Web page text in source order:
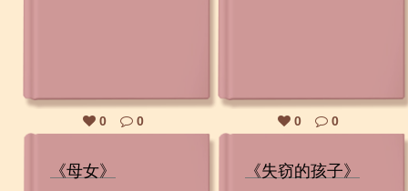
0 0 0 0
《母女》 《失窃的孩子》